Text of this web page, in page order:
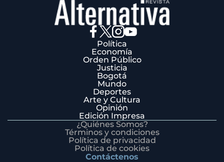
Política
Economía
Orden Público
Justicia
Bogotá
Mundo
Deportes
Arte y Cultura
Opinión
Edición Impresa
¿Quiénes Somos?
Términos y condiciones
Política de privacidad
Política de cookies
Contáctenos